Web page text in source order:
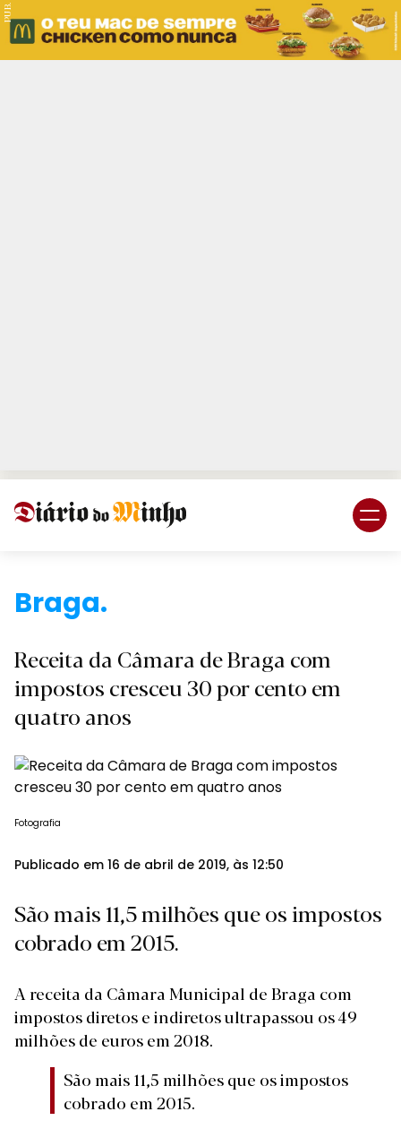
PUB.
Braga.
Receita da Câmara de Braga com
impostos cresceu 30 por cento em
quatro anos
Fotografia
Publicado em 16 de abril de 2019, às 12:50
São mais 11,5 milhões que os impostos
cobrado em 2015.
A receita da Câmara Municipal de Braga com
impostos diretos e indiretos ultrapassou os 49
milhões de euros em 2018.
São mais 11,5 milhões que os impostos
cobrado em 2015.